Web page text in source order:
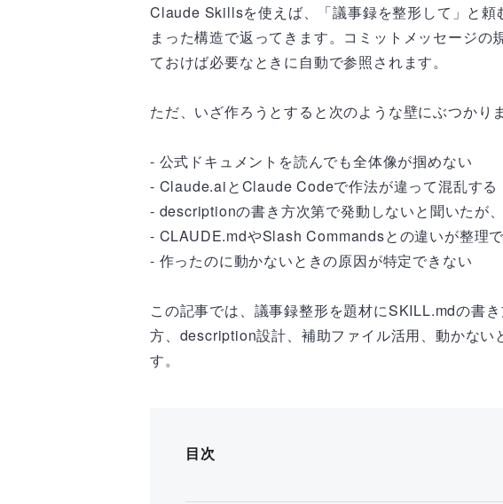
Claude Skillsを使えば、「議事録を整形して」と
まった構造で返ってきます。コミットメッセージ
ておけば必要なときに自動で参照されます。
ただ、いざ作ろうとすると次のような壁にぶつかりま
- 公式ドキュメントを読んでも全体像が掴めない
- Claude.aiとClaude Codeで作法が違って混乱する
- descriptionの書き方次第で発動しないと聞いたが
- CLAUDE.mdやSlash Commandsとの違いが整理
- 作ったのに動かないときの原因が特定できない
この記事では、議事録整形を題材にSKILL.mdの書
方、description設計、補助ファイル活用、動かない
す。
目次